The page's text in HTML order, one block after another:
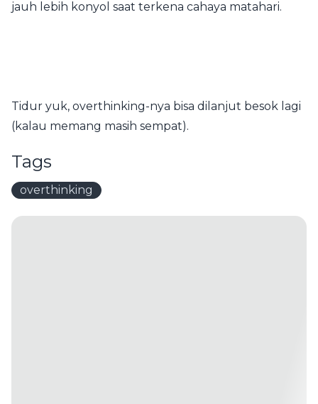
jauh lebih konyol saat terkena cahaya matahari.
Tidur yuk, overthinking-nya bisa dilanjut besok lagi
(kalau memang masih sempat).
Tags
overthinking